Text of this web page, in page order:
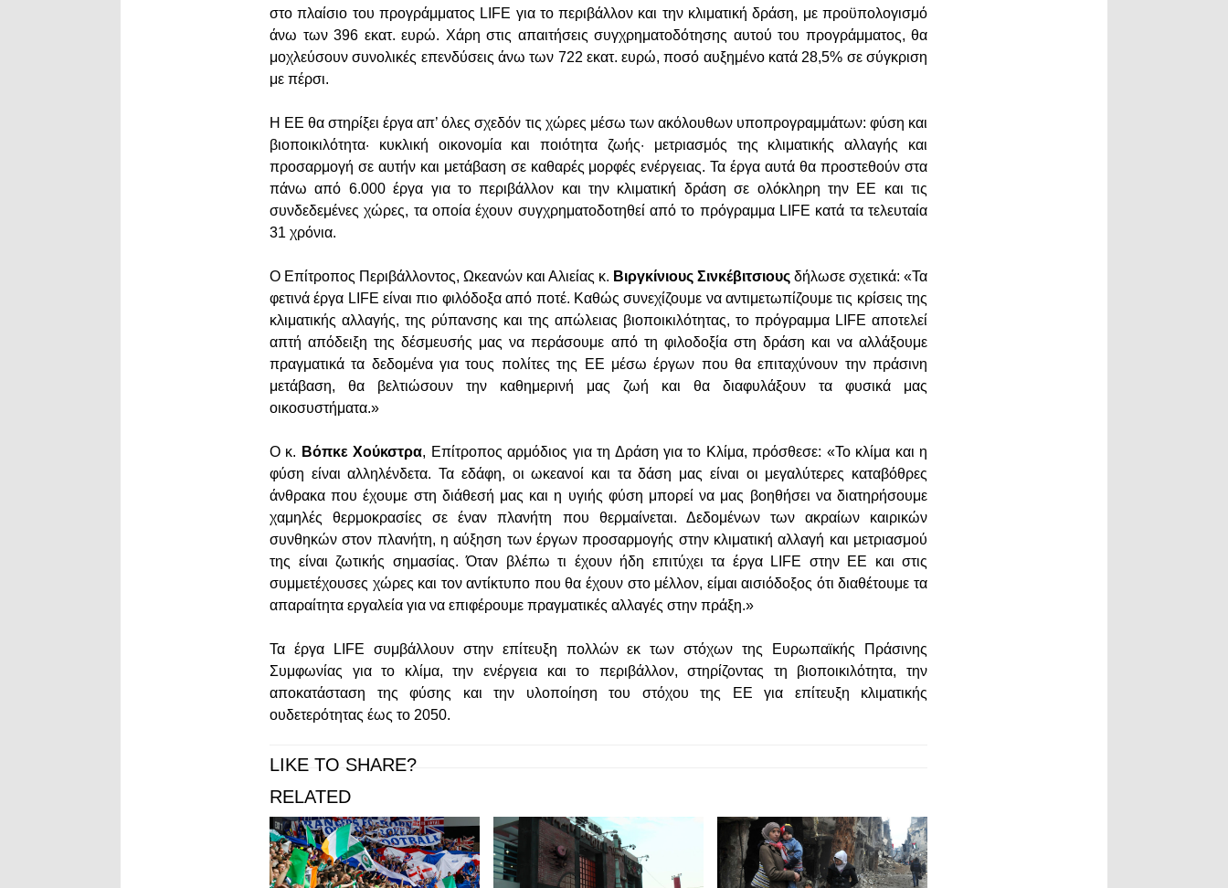
στο πλαίσιο του προγράμματος LIFE για το περιβάλλον και την κλιματική δράση, με προϋπολογισμό
άνω των 396 εκατ. ευρώ. Χάρη στις απαιτήσεις συγχρηματοδότησης αυτού του προγράμματος, θα
μοχλεύσουν συνολικές επενδύσεις άνω των 722 εκατ. ευρώ, ποσό αυξημένο κατά 28,5% σε σύγκριση
με πέρσι.
Η ΕΕ θα στηρίξει έργα απ’ όλες σχεδόν τις χώρες μέσω των ακόλουθων υποπρογραμμάτων: φύση και
βιοποικιλότητα· κυκλική οικονομία και ποιότητα ζωής· μετριασμός της κλιματικής αλλαγής και
προσαρμογή σε αυτήν και μετάβαση σε καθαρές μορφές ενέργειας. Τα έργα αυτά θα προστεθούν στα
πάνω από 6.000 έργα για το περιβάλλον και την κλιματική δράση σε ολόκληρη την ΕΕ και τις
συνδεδεμένες χώρες, τα οποία έχουν συγχρηματοδοτηθεί από το πρόγραμμα LIFE κατά τα τελευταία
31 χρόνια.
Ο Επίτροπος Περιβάλλοντος, Ωκεανών και Αλιείας κ. Βιργκίνιους Σινκέβιτσιους δήλωσε σχετικά: «Τα
φετινά έργα LIFE είναι πιο φιλόδοξα από ποτέ. Καθώς συνεχίζουμε να αντιμετωπίζουμε τις κρίσεις της
κλιματικής αλλαγής, της ρύπανσης και της απώλειας βιοποικιλότητας, το πρόγραμμα LIFE αποτελεί
απτή απόδειξη της δέσμευσής μας να περάσουμε από τη φιλοδοξία στη δράση και να αλλάξουμε
πραγματικά τα δεδομένα για τους πολίτες της ΕΕ μέσω έργων που θα επιταχύνουν την πράσινη
μετάβαση, θα βελτιώσουν την καθημερινή μας ζωή και θα διαφυλάξουν τα φυσικά μας
οικοσυστήματα.»
Ο κ. Βόπκε Χούκστρα, Επίτροπος αρμόδιος για τη Δράση για το Κλίμα, πρόσθεσε: «Το κλίμα και η
φύση είναι αλληλένδετα. Τα εδάφη, οι ωκεανοί και τα δάση μας είναι οι μεγαλύτερες καταβόθρες
άνθρακα που έχουμε στη διάθεσή μας και η υγιής φύση μπορεί να μας βοηθήσει να διατηρήσουμε
χαμηλές θερμοκρασίες σε έναν πλανήτη που θερμαίνεται. Δεδομένων των ακραίων καιρικών
συνθηκών στον πλανήτη, η αύξηση των έργων προσαρμογής στην κλιματική αλλαγή και μετριασμού
της είναι ζωτικής σημασίας. Όταν βλέπω τι έχουν ήδη επιτύχει τα έργα LIFE στην ΕΕ και στις
συμμετέχουσες χώρες και τον αντίκτυπο που θα έχουν στο μέλλον, είμαι αισιόδοξος ότι διαθέτουμε τα
απαραίτητα εργαλεία για να επιφέρουμε πραγματικές αλλαγές στην πράξη.»
Τα έργα LIFE συμβάλλουν στην επίτευξη πολλών εκ των στόχων της Ευρωπαϊκής Πράσινης
Συμφωνίας για το κλίμα, την ενέργεια και το περιβάλλον, στηρίζοντας τη βιοποικιλότητα, την
αποκατάσταση της φύσης και την υλοποίηση του στόχου της ΕΕ για επίτευξη κλιματικής
ουδετερότητας έως το 2050.
LIKE TO SHARE?
RELATED